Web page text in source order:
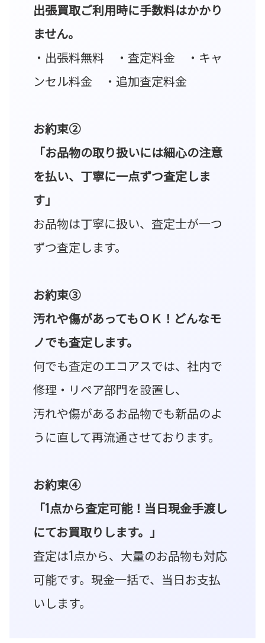
出張買取ご利用時に手数料はかかり
ません。
・出張料無料 ・査定料金 ・キャ
ンセル料金 ・追加査定料金
お約束②
「お品物の取り扱いには細心の注意
を払い、丁寧に一点ずつ査定しま
す」
お品物は丁寧に扱い、査定士が一つ
ずつ査定します。
お約束③
汚れや傷があってもＯＫ！どんなモ
ノでも査定します。
何でも査定のエコアスでは、社内で
修理・リペア部門を設置し、
汚れや傷があるお品物でも新品のよ
うに直して再流通させております。
お約束④
「1点から査定可能！当日現金手渡し
にてお買取りします。」
査定は1点から、大量のお品物も対応
可能です。現金一括で、当日お支払
いします。